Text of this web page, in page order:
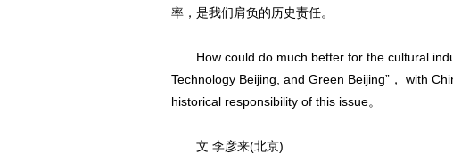
率，是我们肩负的历史责任。
How could do much better for the cultural
Technology Beijing, and Green Beijing”， with
historical responsibility of this issue。
文 李彦来(北京)